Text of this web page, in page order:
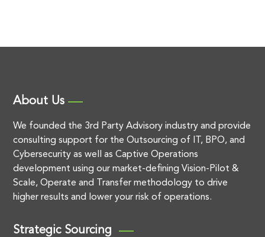
About Us
We founded the 3rd Party Advisory industry and provide
consulting support for the Outsourcing of IT, BPO, and
Cybersecurity as well as Captive Operations
development using our market-defining Vision-Pilot &
Scale, Operate and Transfer methodology to drive
higher results and lower your risk of operations.
Strategic Sourcing